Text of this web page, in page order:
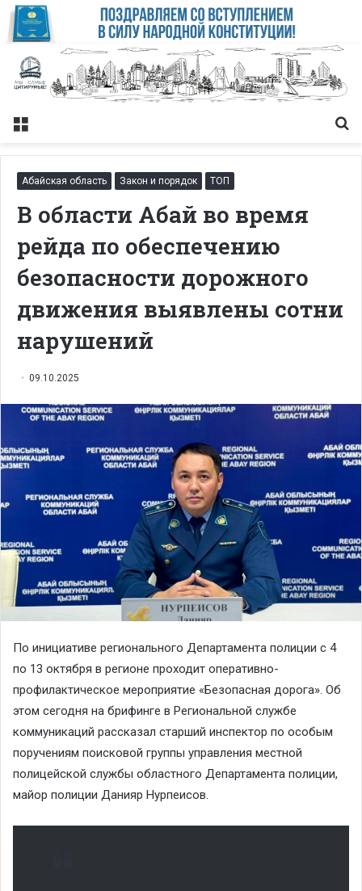
Меню
Абайская область Закон и порядок ТОП
В области Абай во время
рейда по обеспечению
безопасности дорожного
движения выявлены сотни
нарушений
09.10.2025
По инициативе регионального Департамента полиции с 4
по 13 октября в регионе проходит оперативно-
профилактическое мероприятие «Безопасная дорога». Об
этом сегодня на брифинге в Региональной службе
коммуникаций рассказал старший инспектор по особым
поручениям поисковой группы управления местной
полицейской службы областного Департамента полиции,
майор полиции Данияр Нурпеисов.